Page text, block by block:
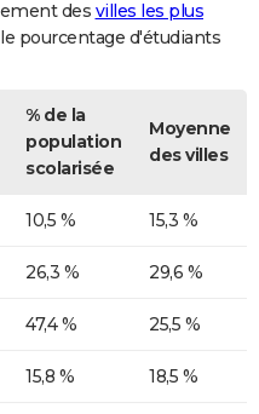
des villes les plus
pourcentage d'étudiants
% de la
population
scolarisée
Moyenne
des villes
10,5 % 15,3 %
26,3 % 29,6 %
47,4 % 25,5 %
15,8 % 18,5 %